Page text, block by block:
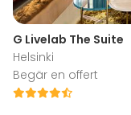
G Livelab The Suite
Helsinki
Begär en offert